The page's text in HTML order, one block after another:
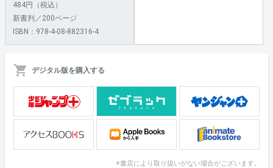
484円（税込）
新書判／200ページ
ISBN：978-4-08-882316-4
デジタル版を購入する
※書店により取り扱いがない場合がございます。